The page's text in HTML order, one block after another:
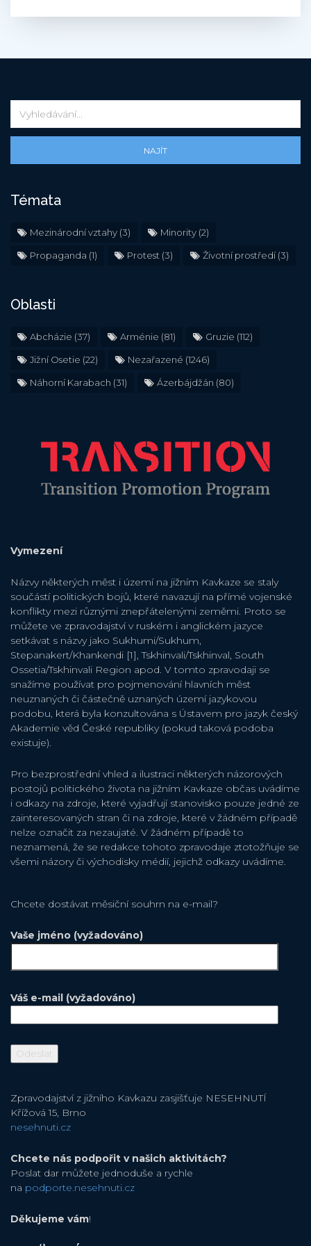
NAJÍT
Témata
Mezinárodní vztahy (3) Minority (2)
Propaganda (1) Protest (3) Životní prostředí(3)
Oblasti
Abcházie (37) Arménie (81) Gruzie (112)
Jižní Osetie (22) Nezařazené (1246)
Náhorní Karabach (31) Ázerbájdžán (80)
Vymezení
Názvy některých měst i území na jižním Kavkaze se staly
součástí politických bojů, které navazují na přímé vojenské
konflikty mezi různými znepřátelenými zeměmi. Proto se
můžete ve zpravodajství v ruském i anglickém jazyce
setkávat s názvy jako Sukhumi/Sukhum,
Stepanakert/Khankendi [1], Tskhinvali/Tskhinval, South
Ossetia/Tskhinvali Region apod. V tomto zpravodaji se
snažíme používat pro pojmenování hlavních měst
neuznaných či částečně uznaných území jazykovou
podobu, která byla konzultována s Ústavem pro jazyk český
Akademie věd České republiky (pokud taková podoba
existuje).
Pro bezprostřední vhled a ilustraci některých názorových
postojů politického života na jižním Kavkaze občas uvádíme
i odkazy na zdroje, které vyjadřují stanovisko pouze jedné ze
zainteresovaných stran či na zdroje, které v žádném případě
nelze označit za nezaujaté. V žádném případě to
neznamená, že se redakce tohoto zpravodaje ztotožňuje se
všemi názory či východisky médií, jejichž odkazy uvádíme.
Chcete dostávat měsiční souhrn na e-mail?
Vaše jméno (vyžadováno)
Váš e-mail (vyžadováno)
Zpravodajství z jižního Kavkazu zasjišťuje NESEHNUTÍ
Křížová 15, Brno
nesehnuti.cz
Chcete nás podpořit v našich aktivitách?
Poslat dar můžete jednoduše a rychle
na podporte.nesehnuti.cz
Děkujeme vám!